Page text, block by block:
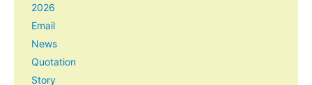
2026
Email
News
Quotation
Story